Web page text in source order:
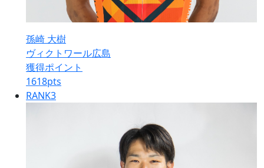
孫崎 大樹
ヴィクトワール広島
獲得ポイント
1618pts
RANK3